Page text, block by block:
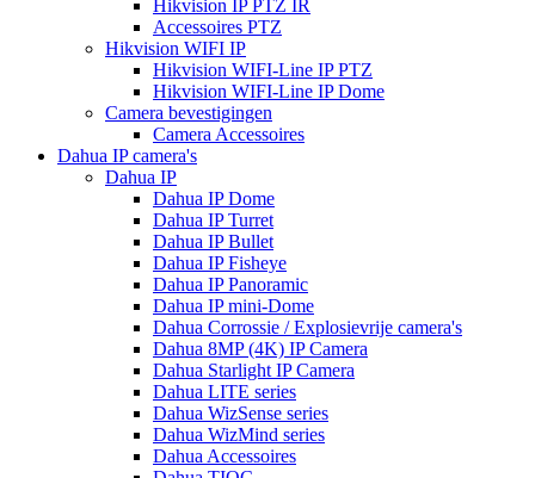
Hikvision IP PTZ IR
Accessoires PTZ
Hikvision WIFI IP
Hikvision WIFI-Line IP PTZ
Hikvision WIFI-Line IP Dome
Camera bevestigingen
Camera Accessoires
Dahua IP camera's
Dahua IP
Dahua IP Dome
Dahua IP Turret
Dahua IP Bullet
Dahua IP Fisheye
Dahua IP Panoramic
Dahua IP mini-Dome
Dahua Corrossie / Explosievrije camera's
Dahua 8MP (4K) IP Camera
Dahua Starlight IP Camera
Dahua LITE series
Dahua WizSense series
Dahua WizMind series
Dahua Accessoires